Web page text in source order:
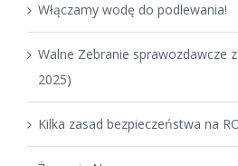
Włączamy wodę do podlewania!
Walne Zebranie sprawozdawcze
2025)
Kilka zasad bezpieczeństwa na